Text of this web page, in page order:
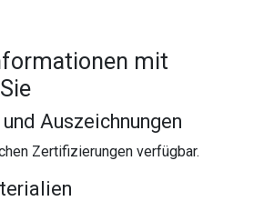
mit
Auszeichnungen
Zertifizierungen verfügbar.